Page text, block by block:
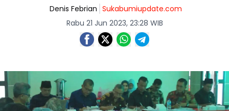
Denis Febrian Sukabumiupdate.com
Rabu 21 Jun 2023, 23:28 WIB